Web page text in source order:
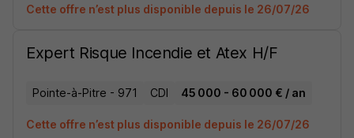
Cette offre n’est plus disponible depuis le 26/07/26
Expert Risque Incendie et Atex H/F
Pointe-à-Pitre - 971 CDI 45 000 - 60 000 € / an
Cette offre n’est plus disponible depuis le 26/07/26